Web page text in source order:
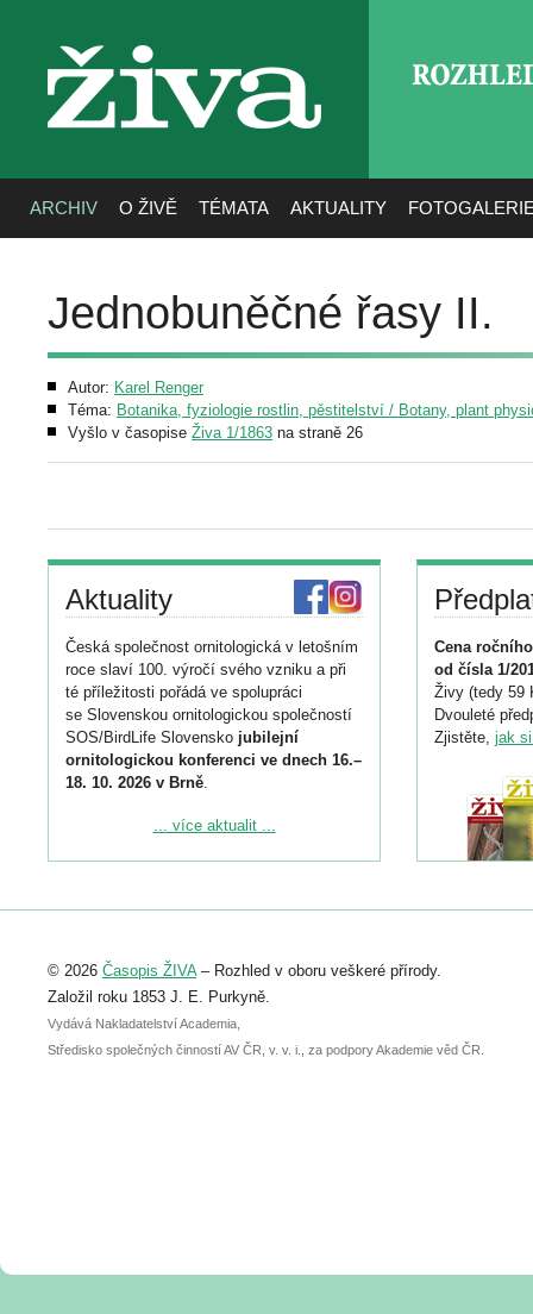
živa
ARCHIV O ŽIVĚ TÉMATA AKTUALITY
Jednobuněčné řasy II.
Autor: Karel Renger
Téma: Botanika, fyziologie rostlin, pěstitelství / Botany, plant
Vyšlo v časopise Živa 1/1863 na straně 26
Aktuality
Česká společnost ornitologická v letošním
roce slaví 100. výročí svého vzniku a při
té příležitosti pořádá ve spolupráci
se Slovenskou ornitologickou společností
SOS/BirdLife Slovensko jubilejní
ornitologickou konferenci ve dnech 16.–
18. 10. 2026 v Brně.
Podrobnější informace ke konferenci
Registrovat se můžete do 6. září.
abstraktu přihlášené přednášky nebo
posteru je už 30. června.
... více aktualit ...
Cena
od čísla 1/
Živy (tedy 59
Dvouleté
Zjistěte, jak
© 2026 Časopis ŽIVA– Rozhled v oboru veškeré přírody.
Založil roku 1853 J. E. Purkyně.
Vydává Nakladatelství Academia,
Středisko společných činností AV ČR, v. v. i., za podpory Akademie věd ČR.